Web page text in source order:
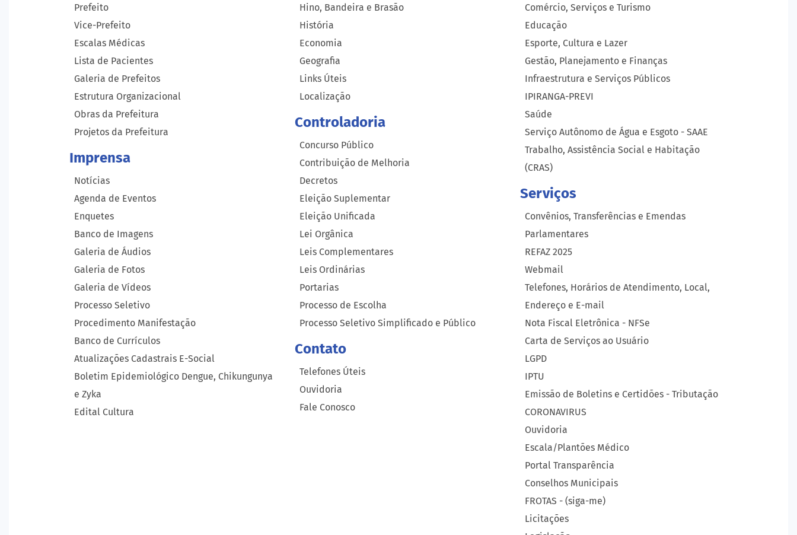
Prefeito
Vice-Prefeito
Escalas Médicas
Lista de Pacientes
Galeria de Prefeitos
Estrutura Organizacional
Obras da Prefeitura
Projetos da Prefeitura
Imprensa
Notícias
Agenda de Eventos
Enquetes
Banco de Imagens
Galeria de Áudios
Galeria de Fotos
Galeria de Vídeos
Processo Seletivo
Procedimento Manifestação
Banco de Currículos
Atualizações Cadastrais E-Social
Boletim Epidemiológico Dengue, Chikungunya
e Zyka
Edital Cultura
Hino, Bandeira e Brasão
História
Economia
Geografia
Links Úteis
Localização
Controladoria
Concurso Público
Contribuição de Melhoria
Decretos
Eleição Suplementar
Eleição Unificada
Lei Orgânica
Leis Complementares
Leis Ordinárias
Portarias
Processo de Escolha
Processo Seletivo Simplificado e Público
Contato
Telefones Úteis
Ouvidoria
Fale Conosco
Comércio, Serviços e Turismo
Educação
Esporte, Cultura e Lazer
Gestão, Planejamento e Finanças
Infraestrutura e Serviços Públicos
IPIRANGA-PREVI
Saúde
Serviço Autônomo de Água e Esgoto - SAAE
Trabalho, Assistência Social e Habitação
(CRAS)
Serviços
Convênios, Transferências e Emendas
Parlamentares
REFAZ 2025
Webmail
Telefones, Horários de Atendimento, Local,
Endereço e E-mail
Nota Fiscal Eletrônica - NFSe
Carta de Serviços ao Usuário
LGPD
IPTU
Emissão de Boletins e Certidões - Tributação
CORONAVIRUS
Ouvidoria
Escala/Plantões Médico
Portal Transparência
Conselhos Municipais
FROTAS - (siga-me)
Licitações